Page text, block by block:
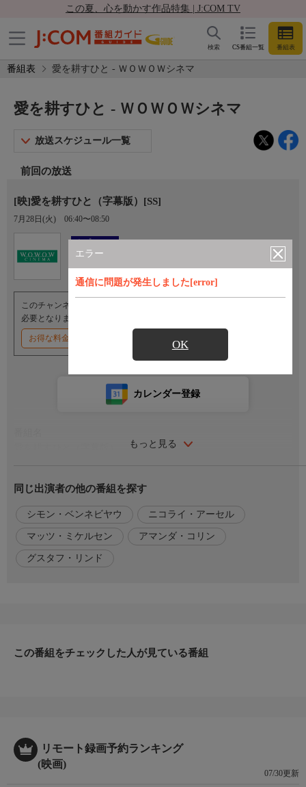
この夏、心を動かす作品特集 | J:COM TV
CS番組一覧 番組表
検索
番組表 愛を耕すひと - ＷＯＷＯＷシネマ
エラー
通信に問題が発生しました[error]
OK
愛を耕すひと - ＷＯＷＯＷシネマ
放送スケジュール一覧
前回の放送
[映]愛を耕すひと（字幕版）[SS]
7月28日(火) 06:40〜08:50
オプション
Ch.193
ＷＯＷＯＷシネマ
このチャンネルのご視聴には、オプションチャンネル(有料)のご契約が
必要となります。
お得な料金割引キャンペーン実施中
もっと見る
カレンダー登録
１８世紀のデンマーク。北部のユトランド半島は農業ができない
土地と考えられていたが、元ドイツ軍のケーレンはここを開拓で
きれば貴族の称号を受けられると考え、開拓に取り組む。だが現
地の残忍な有力者デ・シンケルは自身の領地に固執し、ケーレン
に対して圧力をかけ始める。ケーレンは使用人の女性アン・バー
バラや家族に捨てられた少女アンマイ・ムスと力を合わせて開拓
【監督】ニコライ・アーセル
同じ出演者の他の番組を探す
シモン・ベンネビヤウ ニコライ・アーセル
マッツ・ミケルセン アマンダ・コリン
グスタフ・リンド
この番組をチェックした人が見ている番組
リモート録画予約ランキング
(映画)
07/30更新